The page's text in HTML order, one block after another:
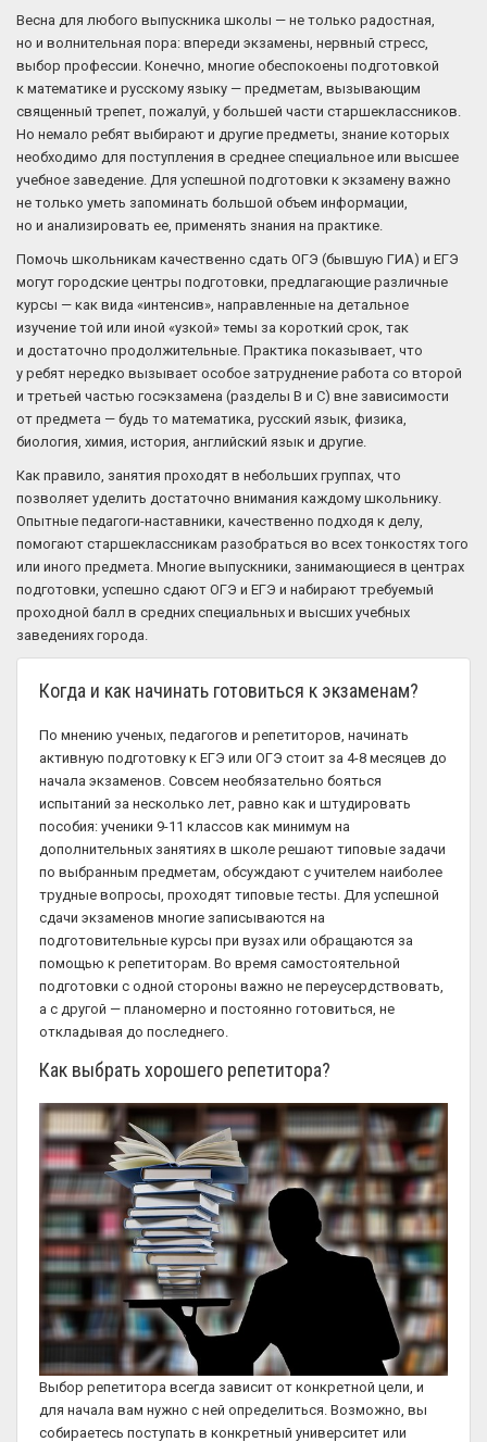
Весна для любого выпускника школы — не только радостная,
но и волнительная пора: впереди экзамены, нервный стресс,
выбор профессии. Конечно, многие обеспокоены подготовкой
к математике и русскому языку — предметам, вызывающим
священный трепет, пожалуй, у большей части старшеклассников.
Но немало ребят выбирают и другие предметы, знание которых
необходимо для поступления в среднее специальное или высшее
учебное заведение. Для успешной подготовки к экзамену важно
не только уметь запоминать большой объем информации,
но и анализировать ее, применять знания на практике.
Помочь школьникам качественно сдать ОГЭ (бывшую ГИА) и ЕГЭ
могут городские центры подготовки, предлагающие различные
курсы — как вида «интенсив», направленные на детальное
изучение той или иной «узкой» темы за короткий срок, так
и достаточно продолжительные. Практика показывает, что
у ребят нередко вызывает особое затруднение работа со второй
и третьей частью госэкзамена (разделы B и C) вне зависимости
от предмета — будь то математика, русский язык, физика,
биология, химия, история, английский язык и другие.
Как правило, занятия проходят в небольших группах, что
позволяет уделить достаточно внимания каждому школьнику.
Опытные педагоги-наставники, качественно подходя к делу,
помогают старшеклассникам разобраться во всех тонкостях того
или иного предмета. Многие выпускники, занимающиеся в центрах
подготовки, успешно сдают ОГЭ и ЕГЭ и набирают требуемый
проходной балл в средних специальных и высших учебных
заведениях города.
Когда и как начинать готовиться к экзаменам?
По мнению ученых, педагогов и репетиторов, начинать
активную подготовку к ЕГЭ или ОГЭ стоит за 4-8 месяцев до
начала экзаменов. Совсем необязательно бояться
испытаний за несколько лет, равно как и штудировать
пособия: ученики 9-11 классов как минимум на
дополнительных занятиях в школе решают типовые задачи
по выбранным предметам, обсуждают с учителем наиболее
трудные вопросы, проходят типовые тесты. Для успешной
сдачи экзаменов многие записываются на
подготовительные курсы при вузах или обращаются за
помощью к репетиторам. Во время самостоятельной
подготовки с одной стороны важно не переусердствовать,
а с другой — планомерно и постоянно готовиться, не
откладывая до последнего.
Как выбрать хорошего репетитора?
Выбор репетитора всегда зависит от конкретной цели, и
для начала вам нужно с ней определиться. Возможно, вы
собираетесь поступать в конкретный университет или